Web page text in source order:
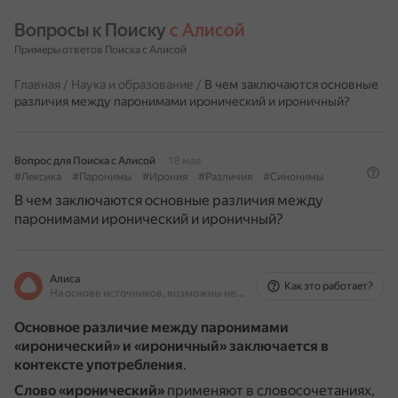
Вопросы к Поиску с Алисой
Примеры ответов Поиска с Алисой
Главная / Наука и образование / В чем заключаются основные
различия между паронимами иронический и ироничный?
Вопрос для Поиска с Алисой
18 мая
#Лексика
#Паронимы #Ирония #Различия #Синонимы
В чем заключаются основные различия между
паронимами иронический и ироничный?
Алиса
На основе источников, возможны неточности
Как это работает?
Основное различие между паронимами
«иронический» и «ироничный» заключается в
контексте употребления.
Слово «иронический» применяют в словосочетаниях,